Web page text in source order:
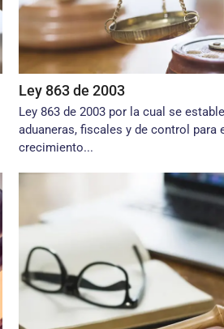
Ley 863 de 2003
Ley 863 de 2003 por la cual se
aduaneras, fiscales y de control para
crecimiento...